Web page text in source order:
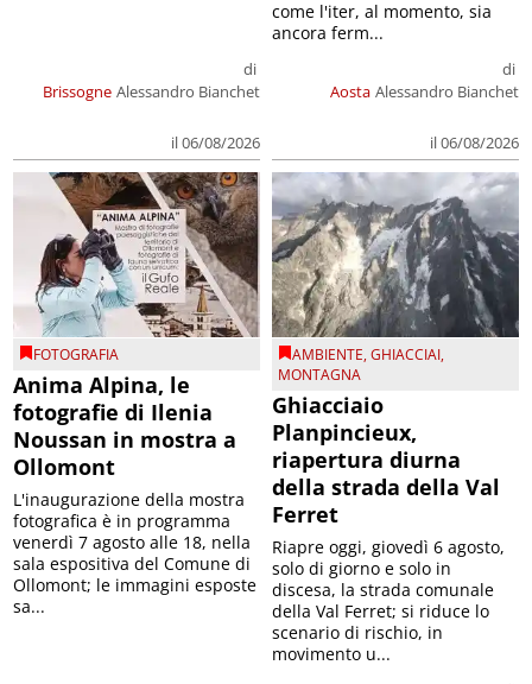
Brissogne
di
Alessandro Bianchet
il 06/08/2026
Aosta
di
Alessandro Bianchet
il 06/08/2026
come l'iter, al momento, sia
ancora ferm...
FOTOGRAFIA
Anima Alpina, le
fotografie di Ilenia
Noussan in mostra a
Ollomont
L'inaugurazione della mostra
fotografica è in programma
venerdì 7 agosto alle 18, nella
sala espositiva del Comune di
Ollomont; le immagini esposte
sa...
AMBIENTE,GHIACCIAI,
MONTAGNA
Ghiacciaio
Planpincieux,
riapertura diurna
della strada della Val
Ferret
Riapre oggi, giovedì 6 agosto,
solo di giorno e solo in
discesa, la strada comunale
della Val Ferret; si riduce lo
scenario di rischio, in
movimento u...